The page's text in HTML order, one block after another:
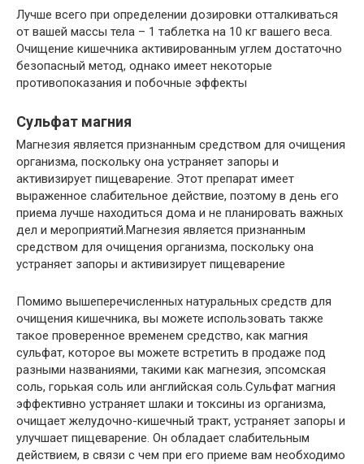
Лучше всего при определении дозировки отталкиваться
от вашей массы тела – 1 таблетка на 10 кг вашего веса.
Очищение кишечника активированным углем достаточно
безопасный метод, однако имеет некоторые
противопоказания и побочные эффекты
Сульфат магния
Магнезия является признанным средством для очищения
организма, поскольку она устраняет запоры и
активизирует пищеварение. Этот препарат имеет
выраженное слабительное действие, поэтому в день его
приема лучше находиться дома и не планировать важных
дел и мероприятий.Магнезия является признанным
средством для очищения организма, поскольку она
устраняет запоры и активизирует пищеварение
Помимо вышеперечисленных натуральных средств для
очищения кишечника, вы можете использовать также
такое проверенное временем средство, как магния
сульфат, которое вы можете встретить в продаже под
разными названиями, такими как магнезия, эпсомская
соль, горькая соль или английская соль.Сульфат магния
эффективно устраняет шлаки и токсины из организма,
очищает желудочно-кишечный тракт, устраняет запоры и
улучшает пищеварение. Он обладает слабительным
действием, в связи с чем при его приеме вам необходимо